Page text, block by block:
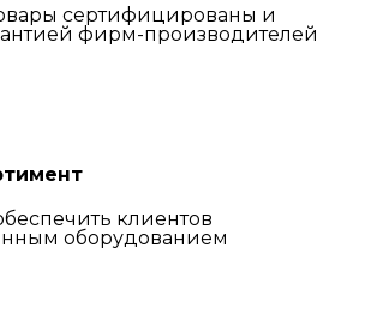
сертифицированы и
фирм-производителей
клиентов
оборудованием